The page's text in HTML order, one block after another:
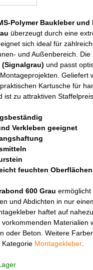
Polymer Baukleber
überzeugt durch eine
sich ideal für
und Außenbereich. Die
(Signalgrau) und passt
Geliefert
Kartusche für
ist zu attraktiven
Verkleben geeignet
feuchten Oberflächen
600 Grau ermöglicht
und Abdichten in nur
haftet auf
Materialien
oder Beton. Weitere
Kategorie Montagekleber.